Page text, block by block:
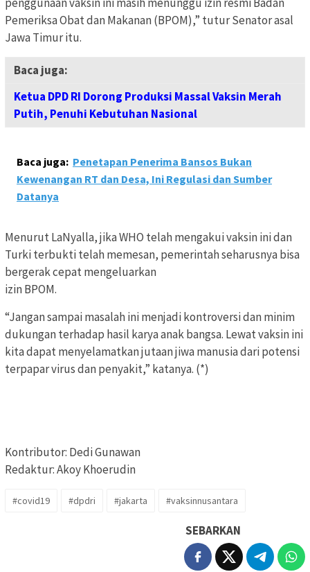
Pemeriksa Obat dan Makanan (BPOM),” tutur Senator asal
Jawa Timur itu.
Baca juga:
Ketua DPD RI Dorong Produksi Massal Vaksin Merah
Putih, Penuhi Kebutuhan Nasional
Baca juga: Penetapan Penerima Bansos Bukan
Kewenangan RT dan Desa, Ini Regulasi dan Sumber
Datanya
Menurut LaNyalla, jika WHO telah mengakui vaksin ini dan
Turki terbukti telah memesan, pemerintah seharusnya bisa
bergerak cepat mengeluarkan
izin BPOM.
“Jangan sampai masalah ini menjadi kontroversi dan minim
dukungan terhadap hasil karya anak bangsa. Lewat vaksin ini
kita dapat menyelamatkan jutaan jiwa manusia dari potensi
terpapar virus dan penyakit,” katanya. (*)
Kontributor: Dedi Gunawan
Redaktur: Akoy Khoerudin
#covid19 #dpdri #jakarta #vaksinnusantara
SEBARKAN